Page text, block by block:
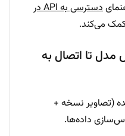
دسترسی به API در
می‌کند.
مدل تا اتصال به
(تصاویر نسخه +
داده‌ها.